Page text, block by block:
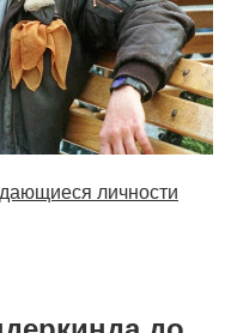
личности